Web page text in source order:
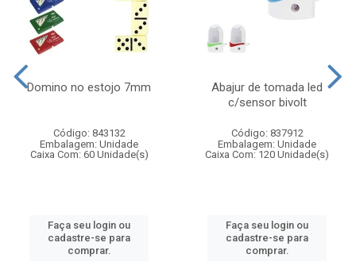
Domino no estojo 7mm
Código: 843132
Embalagem: Unidade
Caixa Com: 60 Unidade(s)
Faça seu login ou
cadastre-se para
comprar.
Abajur de tomada led
c/sensor bivolt
Código: 837912
Embalagem: Unidade
Caixa Com: 120 Unidade(s)
Faça seu login ou
cadastre-se para
comprar.